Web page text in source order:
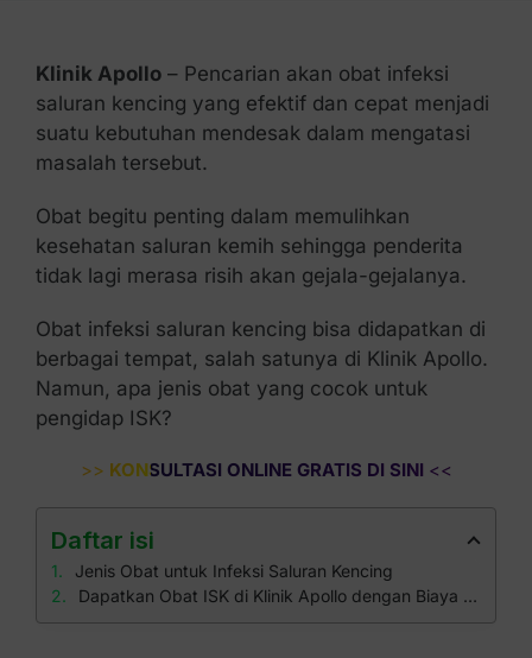
Klinik Apollo– Pencarian akan obat infeksi
saluran kencing yang efektif dan cepat menjadi
suatu kebutuhan mendesak dalam mengatasi
masalah tersebut.
Obat begitu penting dalam memulihkan
kesehatan saluran kemih sehingga penderita
tidak lagi merasa risih akan gejala-gejalanya.
Obat infeksi saluran kencing bisa didapatkan di
berbagai tempat, salah satunya di Klinik Apollo.
Namun, apa jenis obat yang cocok untuk
pengidap ISK?
>> KONSULTASI ONLINE GRATIS DI SINI <<
Daftar isi
Jenis Obat untuk Infeksi Saluran Kencing
Dapatkan Obat ISK di Klinik Apollo dengan Biaya Ekonomis